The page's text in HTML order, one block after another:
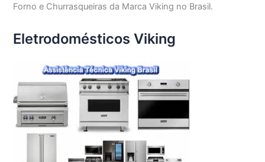
Forno e Churrasqueiras da Marca Viking no Brasil.
Eletrodomésticos Viking